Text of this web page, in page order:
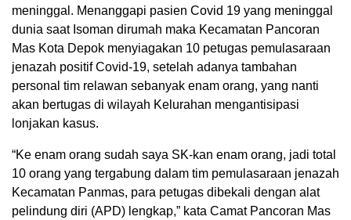
meninggal. Menanggapi pasien Covid 19 yang meninggal
dunia saat Isoman dirumah maka Kecamatan Pancoran
Mas Kota Depok menyiagakan 10 petugas pemulasaraan
jenazah positif Covid-19, setelah adanya tambahan
personal tim relawan sebanyak enam orang, yang nanti
akan bertugas di wilayah Kelurahan mengantisipasi
lonjakan kasus.
“Ke enam orang sudah saya SK-kan enam orang, jadi total
10 orang yang tergabung dalam tim pemulasaraan jenazah
Kecamatan Panmas, para petugas dibekali dengan alat
pelindung diri (APD) lengkap,” kata Camat Pancoran Mas